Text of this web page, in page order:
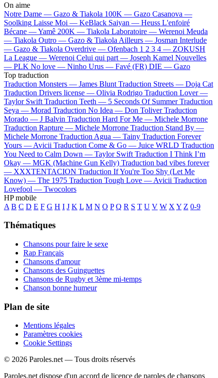
On aime
Notre Dame — Gazo & Tiakola 100K — Gazo Casanova —
Soolking Laisse Moi — KeBlack Saiyan — Heuss L'enfoiré
Bécane —Yamê 200K — Tiakola Laboratoire — Werenoi Meuda
— Tiakola Outro — Gazo & Tiakola Ailleurs — Josman Interlude
— Gazo & Tiakola Overdrive — Ofenbach 1 2 3 4 — ZOKUSH
La League — Werenoi Celui qui part — Joseph Kamel Nouvelles
— PLK No love — Ninho Urus — Favé (FR) DIE — Gazo
Top traduction
Traduction Monsters — James Blunt Traduction Streets — Doja Cat
Traduction Drivers license — Olivia Rodrigo Traduction Lover —
Taylor Swift Traduction Teeth — 5 Seconds Of Summer Traduction
Seya — Morad Traduction No Idea — Don Toliver Traduction
Morado — J Balvin Traduction Hard For Me — Michele Morrone
Traduction Rapture — Michele Morrone Traduction Stand By —
Michele Morrone Traduction Agua — Tainy Traduction Forever
Yours — Avicii Traduction Come & Go — Juice WRLD Traduction
You Need to Calm Down — Taylor Swift Traduction I Think I’m
Okay — MGK (Machine Gun Kelly) Traduction bad vibes forever
— XXXTENTACION Traduction If You're Too Shy (Let Me
Know) — The 1975 Traduction Tough Love — Avicii Traduction
Lovefool — Twocolors
HP mobile
A B C D E F G H I J K L M N O P Q R S T U V W X Y Z 0-9
Thématiques
Chansons pour faire le sexe
Rap Français
Chansons d'amour
Chansons des Guinguettes
Chansons de Rugby et 3ème mi-temps
Chanson bonne humeur
Plan de site
Mentions légales
Paramètres cookies
Cookie Settings
© 2026 Paroles.net — Tous droits réservés
Paroles.net dispose d'un accord de licence de paroles de chansons